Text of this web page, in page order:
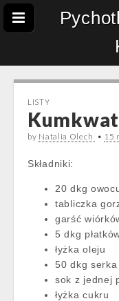
LISTY
by Natalia Olech • 15
Składniki:
20 dkg
tabliczka
garść
5 dkg
łyżka oleju
50 dkg
sok z jednej
łyżka cukru